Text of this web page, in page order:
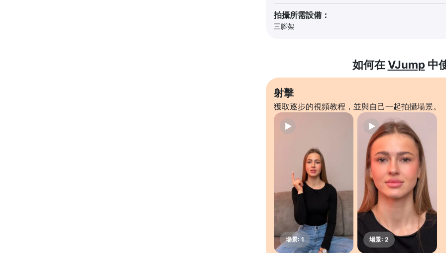
拍攝所需設備：
三腳架
如何在VJump 中
射擊
獲取逐步的視頻教程，並與自己一起拍攝場景。